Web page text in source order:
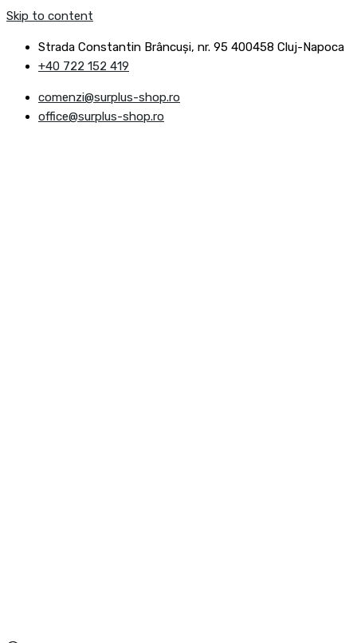
Skip to content
Strada Constantin Brâncuşi, nr. 95 400458 Cluj-Napoca
+40 722 152 419
comenzi@surplus-shop.ro
office@surplus-shop.ro